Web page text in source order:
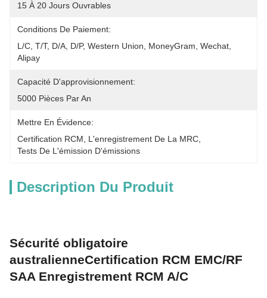
15 À 20 Jours Ouvrables
Conditions De Paiement:
L/C, T/T, D/A, D/P, Western Union, MoneyGram, Wechat,
Alipay
Capacité D'approvisionnement:
5000 Pièces Par An
Mettre En Évidence:
Certification RCM
L'enregistrement De La MRC
Tests De L'émission D'émissions
Description Du Produit
Sécurité obligatoire
australienneCertification RCM EMC/RF
SAA Enregistrement RCM A/C